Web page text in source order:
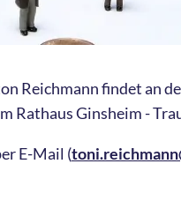
Reichmann findet an
Rathaus Ginsheim -
E-Mail (